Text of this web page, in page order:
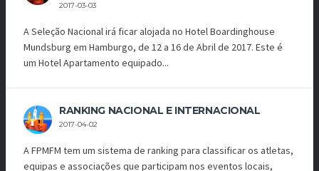
2017-03-03
A Seleção Nacional irá ficar alojada no Hotel Boardinghouse
Mundsburg em Hamburgo, de 12 a 16 de Abril de 2017. Este é
um Hotel Apartamento equipado...
RANKING NACIONAL E INTERNACIONAL
2017-04-02
A FPMFM tem um sistema de ranking para classificar os atletas,
equipas e associações que participam nos eventos locais,